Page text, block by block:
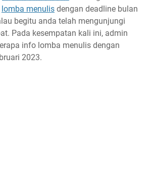
Nasional 2023 Festival Nuklir Nasional II
dan Esai Nasional Anniversary Olahkarsa
Esai Nasional 2023 Universitas
Jember
lomba menulis dengan deadline bulan
begitu anda telah mengunjungi
Pada kesempatan kali ini, admin
info lomba menulis dengan
2023.